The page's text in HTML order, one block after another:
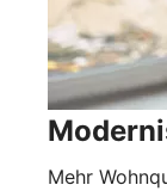
Mehr